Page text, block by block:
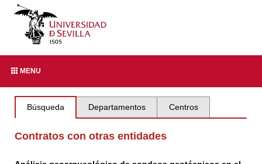
MENU
Búsqueda Departamentos Centros
Contratos con otras entidades